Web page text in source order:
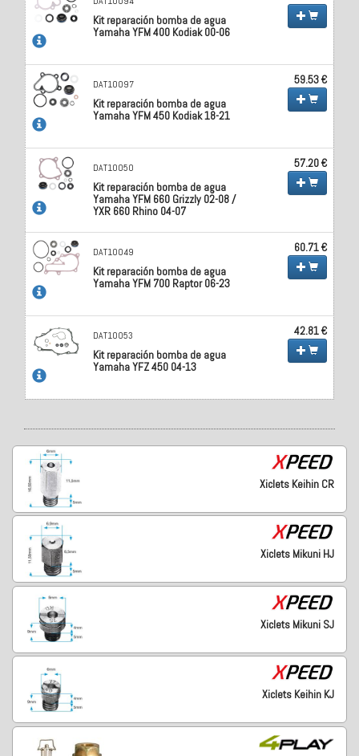
Kit reparación bomba de agua
Yamaha YFM 400 Kodiak 00-06
DAT10097
Kit reparación bomba de agua
Yamaha YFM 450 Kodiak 18-21
59.53 €
DAT10050
Kit reparación bomba de agua
Yamaha YFM 660 Grizzly 02-08 /
YXR 660 Rhino 04-07
57.20 €
DAT10049
Kit reparación bomba de agua
Yamaha YFM 700 Raptor 06-23
60.71 €
DAT10053
Kit reparación bomba de agua
Yamaha YFZ 450 04-13
42.81 €
Xiclets Keihin CR
Xiclets Mikuni HJ
Xiclets Mikuni SJ
Xiclets Keihin KJ